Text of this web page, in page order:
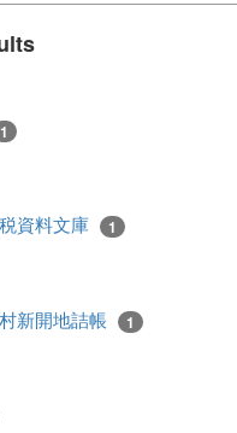
1
資料文庫 1
新開地詰帳 1